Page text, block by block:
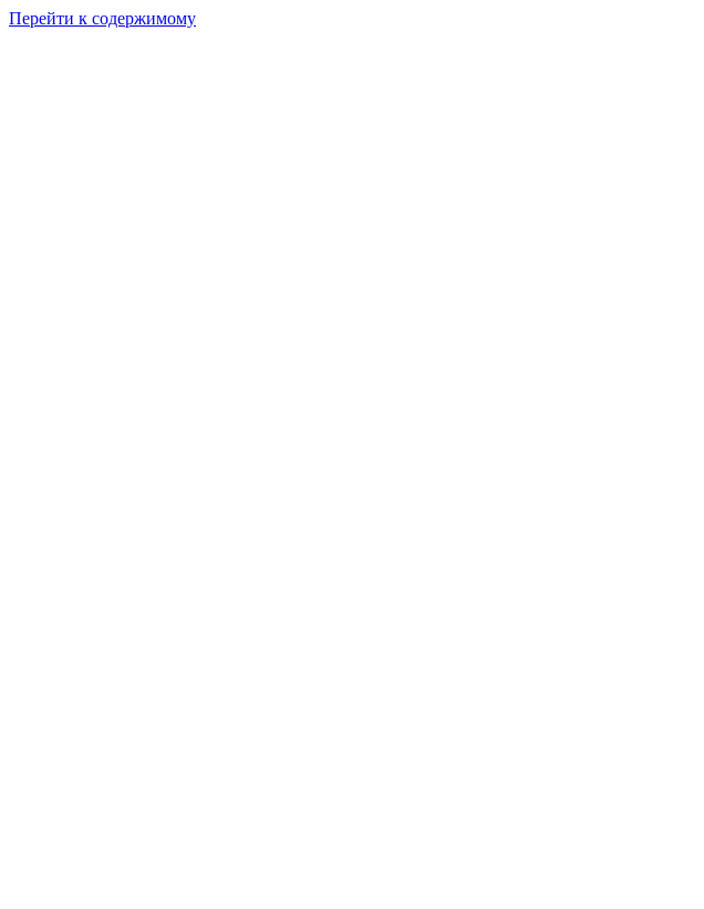
Перейти к содержимому